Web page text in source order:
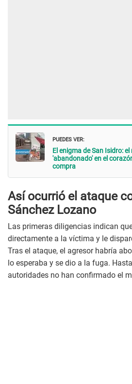
PUEDES VER:
El enigma de San Isidro:
'abandonado' en el
compra
Así ocurrió el ataque
Sánchez Lozano
Las primeras diligencias indican
directamente a la víctima y le
Tras el ataque, el agresor habría
lo esperaba y se dio a la fuga.
autoridades no han confirmado el